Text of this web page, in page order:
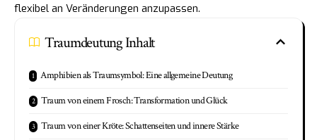
flexibel an Veränderungen anzupassen.
Traumdeutung Inhalt
Amphibien als Traumsymbol: Eine allgemeine Deutung
Traum von einem Frosch: Transformation und Glück
Traum von einer Kröte: Schattenseiten und innere Stärke